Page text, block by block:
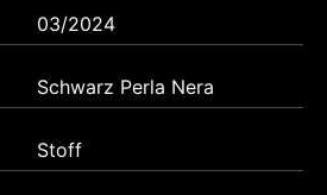
03/2024
Schwarz Perla Nera
Stoff